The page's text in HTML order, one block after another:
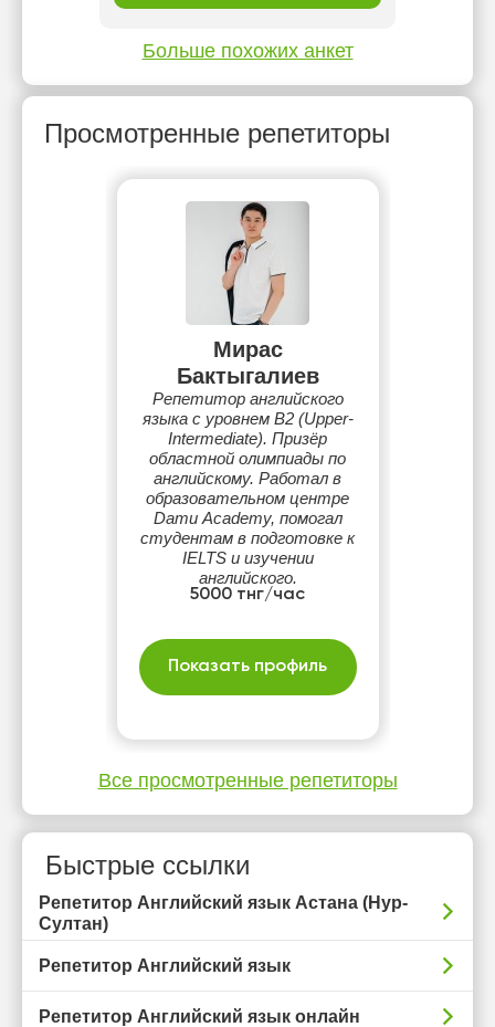
Больше похожих анкет
Просмотренные репетиторы
Мирас
Бактыгалиев
Репетитор английского
языка с уровнем B2 (Upper-
Intermediate). Призёр
областной олимпиады по
английскому. Работал в
образовательном центре
Damu Academy, помогал
студентам в подготовке к
IELTS и изучении
английского.
5000 тнг/час
Показать профиль
Все просмотренные репетиторы
Быстрые ссылки
Репетитор Английский язык Астана (Нур-
Султан)
Репетитор Английский язык
Репетитор Английский язык онлайн